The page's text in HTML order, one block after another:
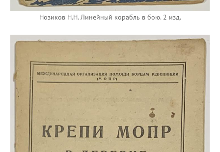
Нозиков Н.Н. Линейный корабль в бою. 2 изд.